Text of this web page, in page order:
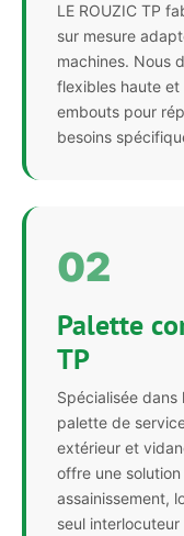
LE ROUZIC TP
sur mesure
machines. Nous
flexibles haute
embouts pour
besoins
02
Palette
TP
Spécialisée
palette de
extérieur et
offre une
assainissement,
seul